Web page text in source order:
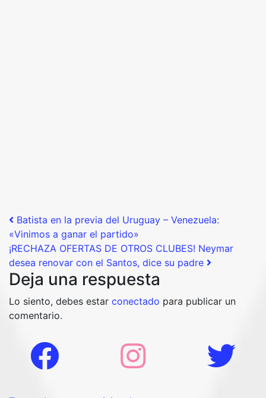
Post navigation
Batista en la previa del Uruguay – Venezuela:
«Vinimos a ganar el partido»
¡RECHAZA OFERTAS DE OTROS CLUBES! Neymar
desea renovar con el Santos, dice su padre
Deja una respuesta
Lo siento, debes estar conectado para publicar un
comentario.